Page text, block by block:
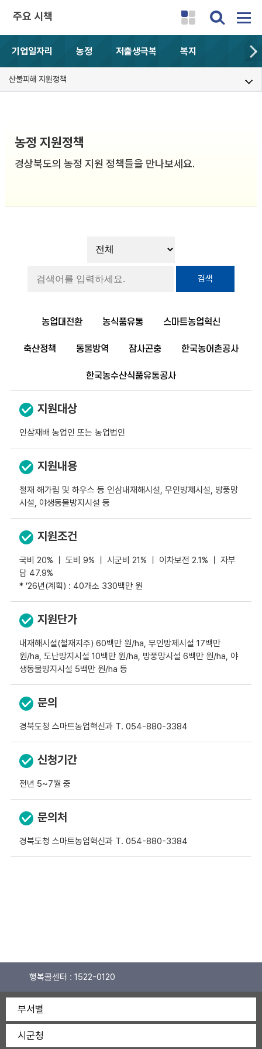
주요 시책
기업일자리 농정 저출생극복 복지
산불피해 지원정책
농정 지원정책
경상북도의 농정 지원 정책들을 만나보세요.
검색
농업대전환 농식품유통 스마트농업혁신
축산정책 동물방역 잠사곤충 한국농어촌공사
한국농수산식품유통공사
지원대상
인삼재배 농업인 또는 농업법인
지원내용
철재 해가림 및 하우스 등 인삼내재해시설, 무인방제시설, 방풍망
시설, 야생동물방지시설 등
지원조건
국비 20% ㅣ 도비 9% ㅣ 시군비 21% ㅣ 이차보전 2.1% ㅣ 자부
담 47.9%
* ’26년(계획) : 40개소 330백만 원
지원단가
내재해시설(철재지주) 60백만 원/ha, 무인방제시설 17백만
원/ha, 도난방지시설 10백만 원/ha, 방풍망시설 6백만 원/ha, 야
생동물방지시설 5백만 원/ha 등
문의
경북도청 스마트농업혁신과 T. 054-880-3384
신청기간
전년 5~7월 중
문의처
경북도청 스마트농업혁신과 T. 054-880-3384
행복콜센터 : 1522-0120
부서별
시군청